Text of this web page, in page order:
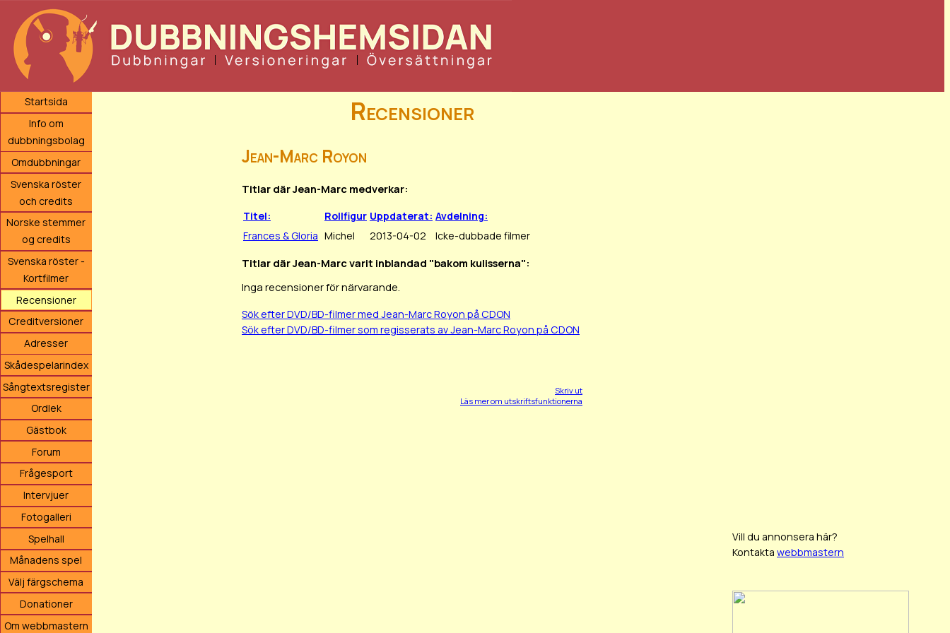
Startsida
Info om
dubbningsbolag
Omdubbningar
Svenska röster
och credits
Norske stemmer
og credits
Svenska röster -
Kortfilmer
Recensioner
Creditversioner
Adresser
Skådespelarindex
Sångtextsregister
Ordlek
Gästbok
Forum
Frågesport
Intervjuer
Fotogalleri
Spelhall
Månadens spel
Välj färgschema
Donationer
Om webbmastern
Recensioner
Jean-Marc Royon
Titlar där Jean-Marc medverkar:
Titel: Rollfigur Uppdaterat: Avdelning:
Frances & Gloria Michel 2013-04-02 Icke-dubbade filmer
Titlar där Jean-Marc varit inblandad "bakom kulisserna":
Inga recensioner för närvarande.
Sök efter DVD/BD-filmer med Jean-Marc Royon på CDON
Sök efter DVD/BD-filmer som regisserats av Jean-Marc Royon på CDON
Skriv ut
Läs mer om utskriftsfunktionerna
Vill du annonsera här?
Kontakta webbmastern